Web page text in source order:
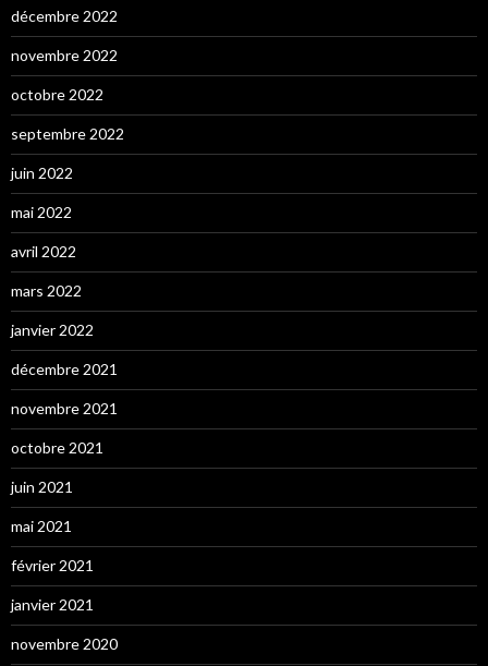
décembre 2022
novembre 2022
octobre 2022
septembre 2022
juin 2022
mai 2022
avril 2022
mars 2022
janvier 2022
décembre 2021
novembre 2021
octobre 2021
juin 2021
mai 2021
février 2021
janvier 2021
novembre 2020